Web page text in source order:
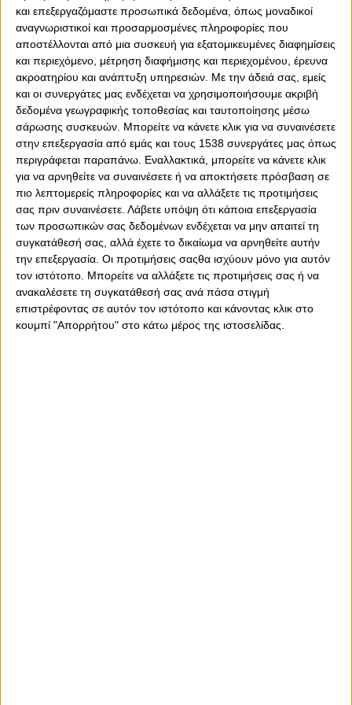
και επεξεργαζόμαστε προσωπικά δεδομένα, όπως μοναδικοί
αναγνωριστικοί και προσαρμοσμένες πληροφορίες που
αποστέλλονται από μια συσκευή για εξατομικευμένες διαφημίσεις
και περιεχόμενο, μέτρηση διαφήμισης και περιεχομένου, έρευνα
ακροατηρίου και ανάπτυξη υπηρεσιών. Με την άδειά σας, εμείς
και οι συνεργάτες μας ενδέχεται να χρησιμοποιήσουμε ακριβή
δεδομένα γεωγραφικής τοποθεσίας και ταυτοποίησης μέσω
σάρωσης συσκευών. Μπορείτε να κάνετε κλικ για να συναινέσετε
στην επεξεργασία από εμάς και τους 1538 συνεργάτες μας όπως
περιγράφεται παραπάνω. Εναλλακτικά, μπορείτε να κάνετε κλικ
για να αρνηθείτε να συναινέσετε ή να αποκτήσετε πρόσβαση σε
πιο λεπτομερείς πληροφορίες και να αλλάξετε τις προτιμήσεις
σας πριν συναινέσετε. Λάβετε υπόψη ότι κάποια επεξεργασία
των προσωπικών σας δεδομένων ενδέχεται να μην απαιτεί τη
συγκατάθεσή σας, αλλά έχετε το δικαίωμα να αρνηθείτε αυτήν
την επεξεργασία. Οι προτιμήσεις σαςθα ισχύουν μόνο για αυτόν
τον ιστότοπο. Μπορείτε να αλλάξετε τις προτιμήσεις σας ή να
ανακαλέσετε τη συγκατάθεσή σας ανά πάσα στιγμή
επιστρέφοντας σε αυτόν τον ιστότοπο και κάνοντας κλικ στο
κουμπί "Απορρήτου" στο κάτω μέρος της ιστοσελίδας.
Σίλβα στον Ολυμπιακό! Ο Πορτογάλος εξτρέμ υπέγραψε
το νέο του συμβόλαιό και μετακόμισε οριστικά στον
Θρύλο. Με την «ερυθρόλευκη» ΠΑΕ να ανακοινώνει
επίσημα την απόκτηση και τον δανεισμό του 26χρονου
άσου από τη Νότιγχαμ Φόρεστ.
Αναλυτικά, η ανακοίνωση των Πειραιωτών για την
απόκτηση του Πορτογάλου: «Η ΠΑΕ Ολυμπιακός
ανακοινώνει την απόκτηση του 27χρονου Πορτογάλου
μεσοεπιθετικού, Ζότα Σίλβα. Γεννημένος την 1η
Αυγούστου 1999 στο Melres, ξεκίνησε από τα τμήματα
υποδομής της Sousense και αφού πέρασε από Paços
Ferreira, Espinho, Leixöes και Casa Pia, το 2022 πήρε
μεταγραφή στη Vitória Guimarães.
Τη σεζόν 2023-24 σημείωσε μαζί της 15 γκολ και μοίρασε
επτά ασίστ, για να αποκτηθεί από τη Nottingham Forest.
Την αγωνιστική περίοδο που ολοκληρώθηκε αγωνίστηκε
στην Τουρκία ως δανεικός για λογαριασμό της Besiktas